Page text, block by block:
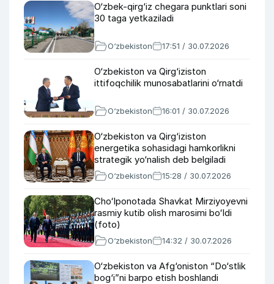
O‘zbek-qirg‘iz chegara punktlari soni
30 taga yetkaziladi
O‘zbekiston 17:51 / 30.07.2026
O‘zbekiston va Qirg‘iziston
ittifoqchilik munosabatlarini o‘rnatdi
O‘zbekiston 16:01 / 30.07.2026
O‘zbekiston va Qirg‘iziston
energetika sohasidagi hamkorlikni
strategik yo‘nalish deb belgiladi
O‘zbekiston 15:28 / 30.07.2026
Choʻlponotada Shavkat Mirziyoyevni
rasmiy kutib olish marosimi boʻldi
(foto)
O‘zbekiston 14:32 / 30.07.2026
O‘zbekiston va Afg‘oniston “Do‘stlik
bog‘i”ni barpo etish boshlandi